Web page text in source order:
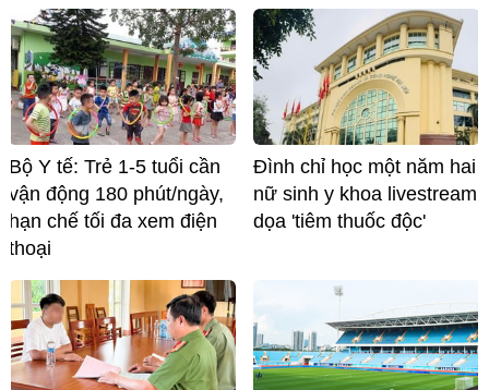
Bộ Y tế: Trẻ 1-5 tuổi cần
vận động 180 phút/ngày,
hạn chế tối đa xem điện
thoại
Đình chỉ học một năm hai
nữ sinh y khoa livestream
dọa 'tiêm thuốc độc'